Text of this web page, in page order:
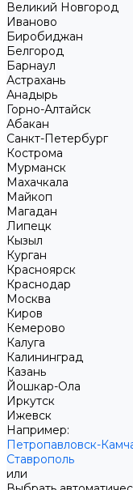
Великий Новгород
Иваново
Биробиджан
Белгород
Барнаул
Астрахань
Анадырь
Горно-Алтайск
Абакан
Санкт-Петербург
Кострома
Мурманск
Махачкала
Майкоп
Магадан
Липецк
Кызыл
Курган
Красноярск
Краснодар
Москва
Киров
Кемерово
Калуга
Калининград
Казань
Йошкар-Ола
Иркутск
Ижевск
Например:
Петропавловск-
Ставрополь
или